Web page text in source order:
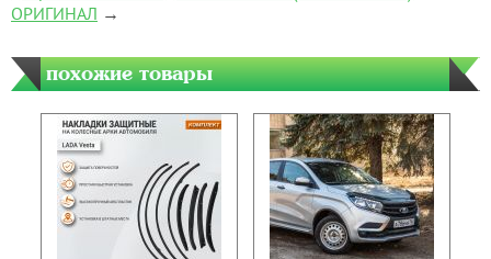
ОРИГИНАЛ →
похожие товары